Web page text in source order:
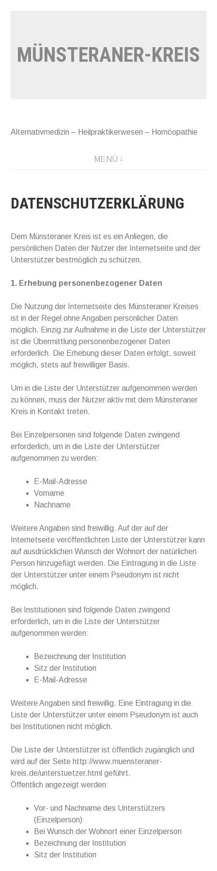
MÜNSTERANER-KREIS
Alternativmedizin – Heilpraktikerwesen – Homöopathie
MENÜ
DATENSCHUTZERKLÄRUNG
Dem Münsteraner Kreis ist es ein Anliegen, die
persönlichen Daten der Nutzer der Internetseite und der
Unterstützer bestmöglich zu schützen.
1. Erhebung personenbezogener Daten
Die Nutzung der Internetseite des Münsteraner Kreises
ist in der Regel ohne Angaben persönlicher Daten
möglich. Einzig zur Aufnahme in die Liste der Unterstützer
ist die Übermittlung personenbezogener Daten
erforderlich. Die Erhebung dieser Daten erfolgt, soweit
möglich, stets auf freiwilliger Basis.
Um in die Liste der Unterstützer aufgenommen werden
zu können, muss der Nutzer aktiv mit dem Münsteraner
Kreis in Kontakt treten.
Bei Einzelpersonen sind folgende Daten zwingend
erforderlich, um in die Liste der Unterstützer
aufgenommen zu werden:
E-Mail-Adresse
Vorname
Nachname
Weitere Angaben sind freiwillig. Auf der auf der
Internetseite veröffentlichten Liste der Unterstützer kann
auf ausdrücklichen Wunsch der Wohnort der natürlichen
Person hinzugefügt werden. Die Eintragung in die Liste
der Unterstützer unter einem Pseudonym ist nicht
möglich.
Bei Institutionen sind folgende Daten zwingend
erforderlich, um in die Liste der Unterstützer
aufgenommen werden:
Bezeichnung der Institution
Sitz der Institution
E-Mail-Adresse
Weitere Angaben sind freiwillig. Eine Eintragung in die
Liste der Unterstützer unter einem Pseudonym ist auch
bei Institutionen nicht möglich.
Die Liste der Unterstützer ist öffentlich zugänglich und
wird auf der Seite http://www.muensteraner-
kreis.de/unterstuetzer.html geführt.
Öffentlich angezeigt werden:
Vor- und Nachname des Unterstützers
(Einzelperson)
Bei Wunsch der Wohnort einer Einzelperson
Bezeichnung der Institution
Sitz der Institution